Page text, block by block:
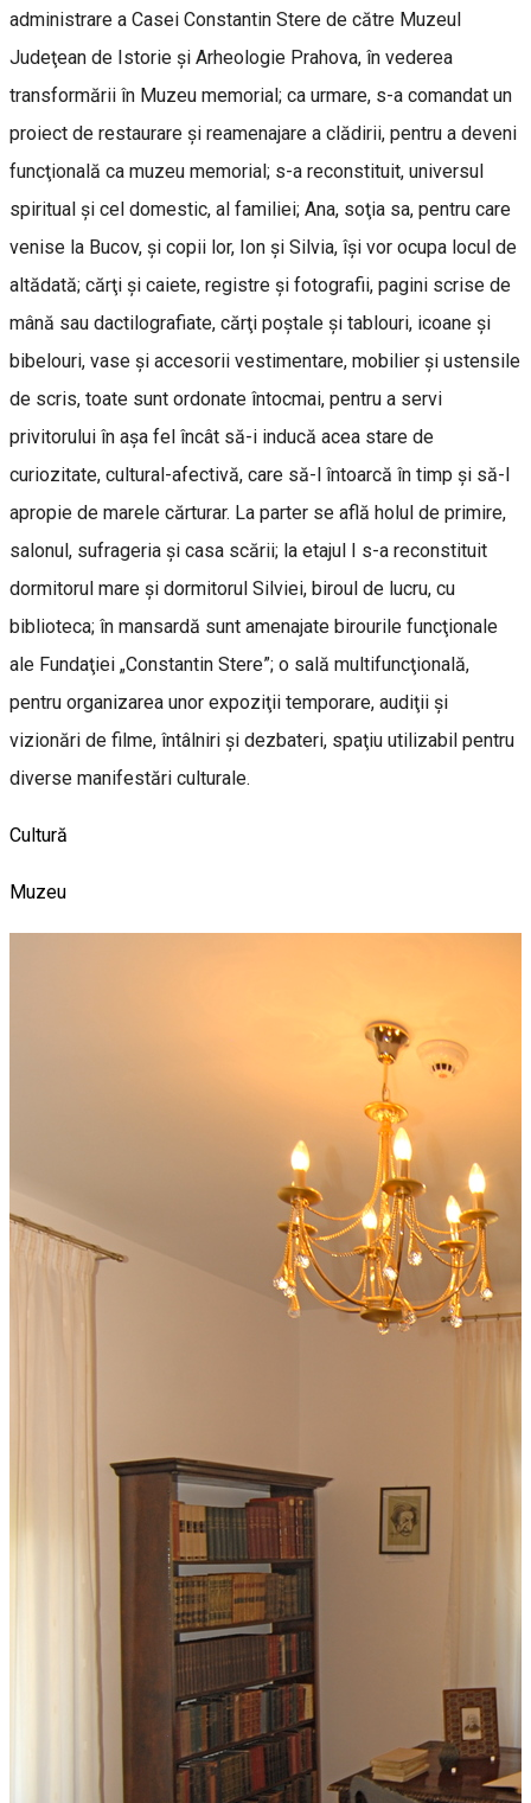
administrare a Casei Constantin Stere de către Muzeul
Judeţean de Istorie şi Arheologie Prahova, în vederea
transformării în Muzeu memorial; ca urmare, s-a comandat un
proiect de restaurare şi reamenajare a clădirii, pentru a deveni
funcţională ca muzeu memorial; s-a reconstituit, universul
spiritual şi cel domestic, al familiei; Ana, soţia sa, pentru care
venise la Bucov, şi copii lor, Ion şi Silvia, îşi vor ocupa locul de
altădată; cărţi şi caiete, registre şi fotografii, pagini scrise de
mână sau dactilografiate, cărţi poştale şi tablouri, icoane şi
bibelouri, vase şi accesorii vestimentare, mobilier şi ustensile
de scris, toate sunt ordonate întocmai, pentru a servi
privitorului în aşa fel încât să-i inducă acea stare de
curiozitate, cultural-afectivă, care să-l întoarcă în timp şi să-l
apropie de marele cărturar. La parter se află holul de primire,
salonul, sufrageria şi casa scării; la etajul I s-a reconstituit
dormitorul mare şi dormitorul Silviei, biroul de lucru, cu
biblioteca; în mansardă sunt amenajate birourile funcţionale
ale Fundaţiei „Constantin Stere”; o sală multifuncţională,
pentru organizarea unor expoziţii temporare, audiţii şi
vizionări de filme, întâlniri şi dezbateri, spaţiu utilizabil pentru
diverse manifestări culturale.
Cultură
Muzeu